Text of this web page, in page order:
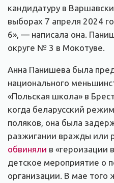
кандидатуру в
выборах 7 апреля 2024
6», — написала она.
округе № 3 в Мокотуве.
Анна Панишева была
национального
«Польская школа» в
когда беларусский
поляков, она была
разжигании вражды или
обвиняли в «героизации
детское мероприятие о
организации. В мае того